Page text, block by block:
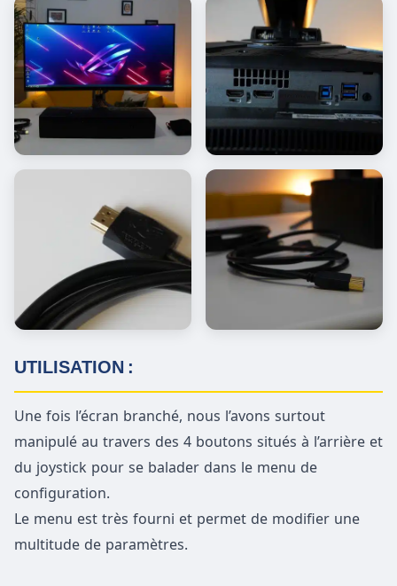
UTILISATION :
Une fois l’écran branché, nous l’avons surtout
manipulé au travers des 4 boutons situés à l’arrière et
du joystick pour se balader dans le menu de
configuration.
Le menu est très fourni et permet de modifier une
multitude de paramètres.